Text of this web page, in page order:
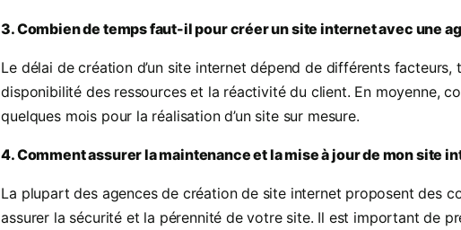
3. Combien de temps faut-il pour créer un site internet avec une
Le délai de création d’un site internet dépend de différents facteurs,
disponibilité des ressources et la réactivité du client. En moyenne,
quelques mois pour la réalisation d’un site sur mesure.
4. Comment assurer la maintenance et la mise à jour de mon site
La plupart des agences de création de site internet proposent des
assurer la sécurité et la pérennité de votre site. Il est important de